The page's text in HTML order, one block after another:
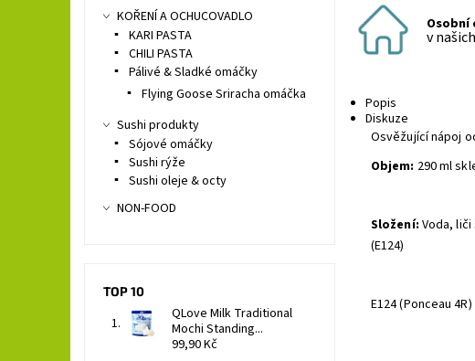
Osobní
v
Popis
Diskuze
Osvěžující nápoj
Objem: 290 ml
Složení: Voda,
(E124)
E124 (Ponceau
KOŘENÍ A OCHUCOVADLO
KARI PASTA
CHILI PASTA
Pálivé & Sladké omáčky
Flying Goose Sriracha omáčka
Sushi produkty
Sójové omáčky
Sushi rýže
Sushi oleje & octy
NON-FOOD
TOP 10
QLove Milk Traditional
Mochi Standing...
99,90 Kč